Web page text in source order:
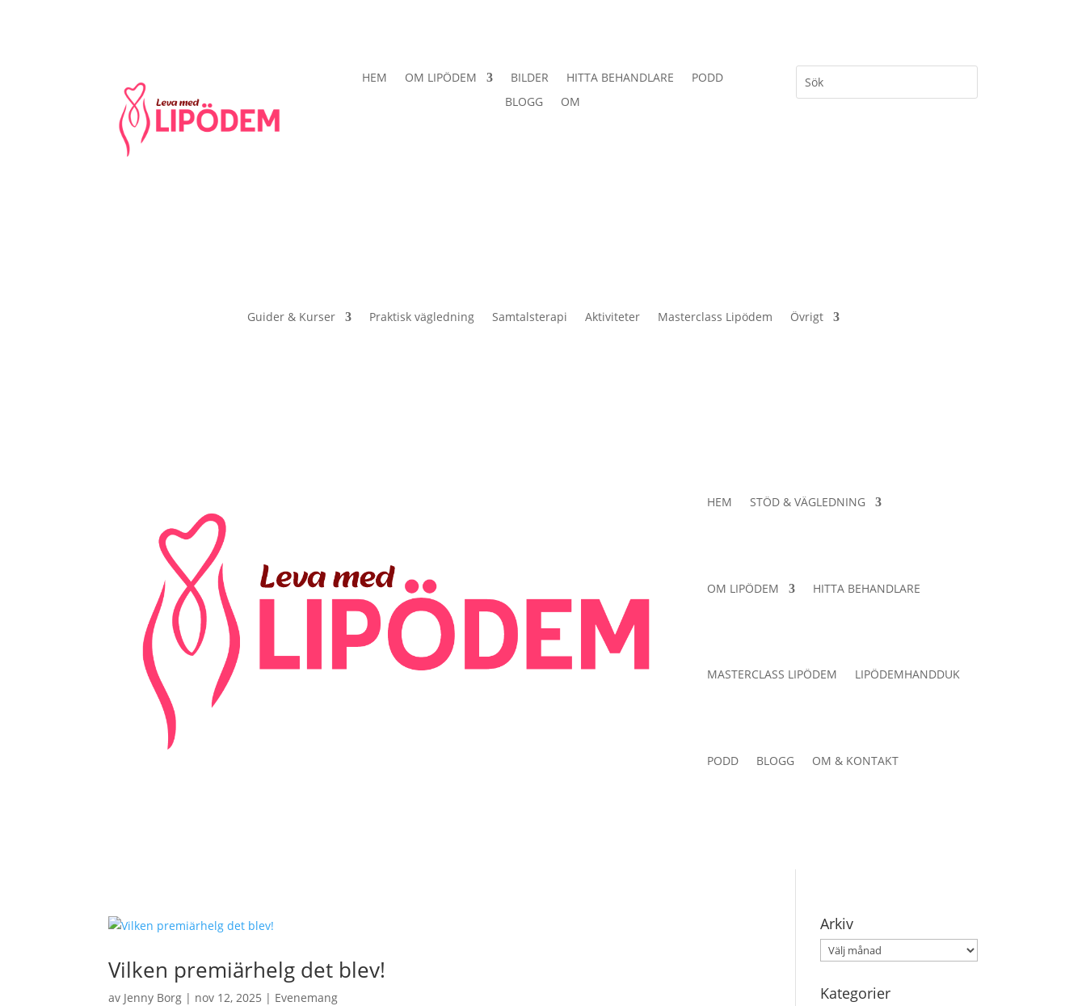
HEM OM LIPÖDEM BILDER HITTA BEHANDLARE
PODD
BLOGG
OM
Guider & Kurser Praktisk vägledning Samtalsterapi Aktiviteter Masterclass Lipödem Övrigt
HEM STÖD & VÄGLEDNING
OM LIPÖDEM HITTA BEHANDLARE
MASTERCLASS LIPÖDEM LIPÖDEMHANDDUK
PODD BLOGG OM & KONTAKT
Vilken premiärhelg det blev!
av Jenny Borg | nov 12, 2025 | Evenemang
Arkiv
Arkiv
Kategorier